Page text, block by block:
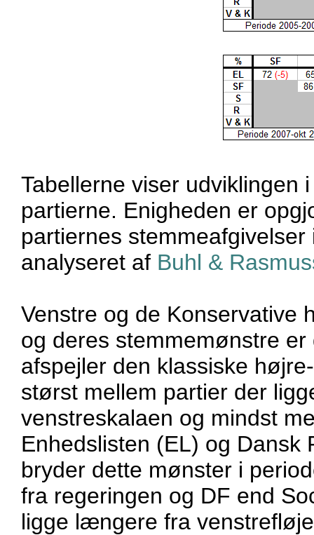
Tabellerne viser udviklingen
partierne. Enigheden er
partiernes
analyseret af Buhl &
Venstre og de Konservative
og deres stemmemønstre
afspejler den klassiske
størst mellem partier der
venstreskalaen og mindst
Enhedslisten (EL) og Dansk
bryder dette mønster i
fra regeringen og DF end
ligge længere fra